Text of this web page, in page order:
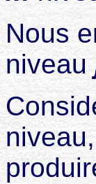
Nous
niveau